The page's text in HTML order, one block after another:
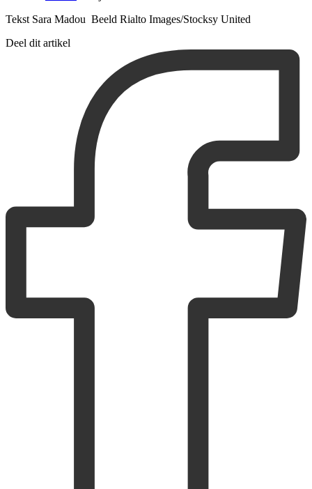
Tekst Sara Madou Beeld Rialto Images/Stocksy United
Deel dit artikel